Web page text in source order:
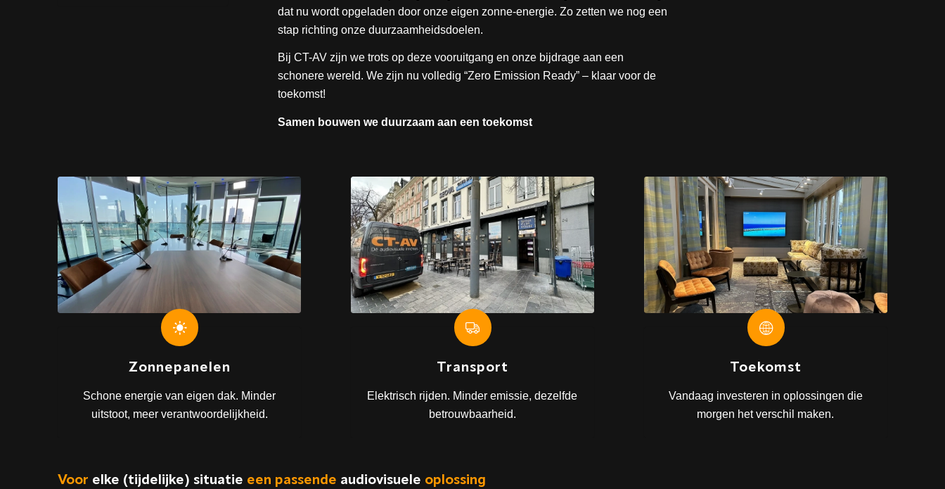
dat nu wordt opgeladen door onze eigen zonne-energie. Zo zetten we nog een
stap richting onze duurzaamheidsdoelen.
Bij CT-AV zijn we trots op deze vooruitgang en onze bijdrage aan een
schonere wereld. We zijn nu volledig “Zero Emission Ready” – klaar voor de
toekomst!
Samen bouwen we duurzaam aan een toekomst
Zonnepanelen
Schone energie van eigen dak. Minder
uitstoot, meer verantwoordelijkheid.
Transport
Elektrisch rijden. Minder emissie, dezelfde
betrouwbaarheid.
Toekomst
Vandaag investeren in oplossingen die
morgen het verschil maken.
Voor elke (tijdelijke) situatie een passende audiovisuele oplossing